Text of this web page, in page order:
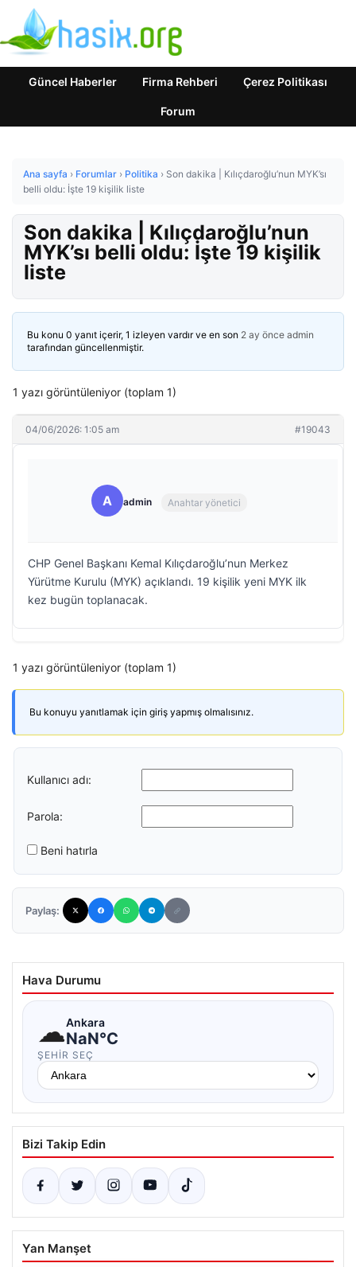
Güncel Haberler Firma Rehberi Çerez Politikası
Forum
Ana sayfa › Forumlar › Politika › Son dakika | Kılıçdaroğlu’nun MYK’sı
belli oldu: İşte 19 kişilik liste
Son dakika | Kılıçdaroğlu’nun
MYK’sı belli oldu: İşte 19 kişilik
liste
Bu konu 0 yanıt içerir, 1 izleyen vardır ve en son 2 ay önce admin
tarafından güncellenmiştir.
1 yazı görüntüleniyor (toplam 1)
04/06/2026: 1:05 am #19043
A admin Anahtar yönetici
CHP Genel Başkanı Kemal Kılıçdaroğlu’nun Merkez
Yürütme Kurulu (MYK) açıklandı. 19 kişilik yeni MYK ilk
kez bugün toplanacak.
1 yazı görüntüleniyor (toplam 1)
Bu konuyu yanıtlamak için giriş yapmış olmalısınız.
Kullanıcı adı:
Parola:
Beni hatırla
Paylaş:
Hava Durumu
☁Ankara
NaN°C
ŞEHIR SEÇ
Bizi Takip Edin
Yan Manşet